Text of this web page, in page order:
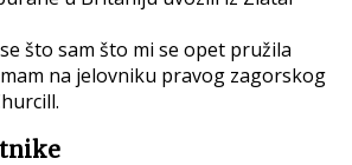
što sam što mi se opet pružila
na jelovniku pravog zagorskog